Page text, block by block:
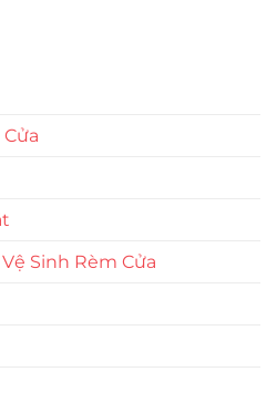
Sinh Rèm Cửa